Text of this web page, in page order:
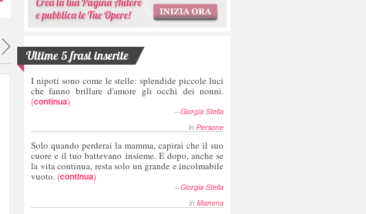
Ultime 5 frasi inserite
I nipoti sono come le stelle: splendide piccole luci
che fanno brillare d'amore gli occhi dei nonni.
(continua)
--Giorgia Stella
in Persone
Solo quando perderai la mamma, capirai che il suo
cuore e il tuo battevano insieme. E dopo, anche se
la vita continua, resta solo un grande e incolmabile
vuoto. (continua)
--Giorgia Stella
in Mamma